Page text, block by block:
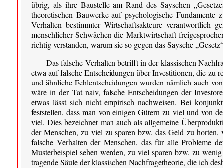
übrig, als ihre Baustelle am Rand des Sayschen
theoretischen Bauwerke auf psychologische
Verhalten bestimmter Wirtschaftsakteure verantwortlich
menschlicher Schwächen die Marktwirtschaft
richtig verstanden, warum sie so gegen das Saysche
Das falsche Verhalten betrifft in der klassischen
etwa auf falsche Entscheidungen über Investitionen, die zu
und ähnliche Fehlentscheidungen wurden nämlich auch
wäre in der Tat naiv, falsche Entscheidungen der
etwas lässt sich nicht empirisch nachweisen. Bei
feststellen, dass man von einigen Gütern zu viel und von
viel. Dies bezeichnet man auch als allgemeine
der Menschen, zu viel zu sparen bzw. das Geld zu horten,
falsche Verhalten der Menschen, das für alle Probleme
Musterbeispiel sehen werden, zu viel sparen bzw. zu
tragende Säule der klassischen Nachfragetheorie, die ich